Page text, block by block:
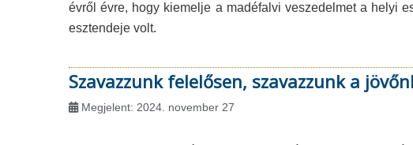
évről évre, hogy kiemelje a madéfalvi veszedelmet a helyi
esztendeje volt.
Szavazzunk felelősen, szavazzunk a
Megjelent: 2024. november 27